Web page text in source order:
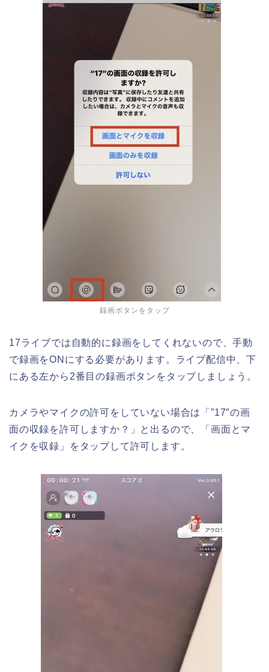
録画ボタンをタップ
17ライブでは自動的に録画をしてくれないので、手動
で録画をONにする必要があります。ライブ配信中、下
にある左から2番目の録画ボタンをタップしましょう。
カメラやマイクの許可をしていない場合は「”17″の画
面の収録を許可しますか？」と出るので、「画面とマ
イクを収録」をタップして許可します。